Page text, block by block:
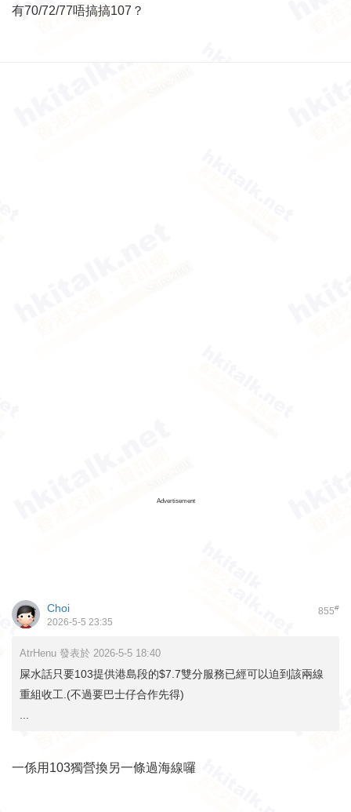
有70/72/77唔搞搞107？
Advertisement
855#
Choi
2026-5-5 23:35
AtrHenu 發表於 2026-5-5 18:40
屎水話只要103提供港島段的$7.7雙分服務已經可以迫到該兩線
重組收工.(不過要巴士仔合作先得)
一係用103獨營換另一條過海線囉